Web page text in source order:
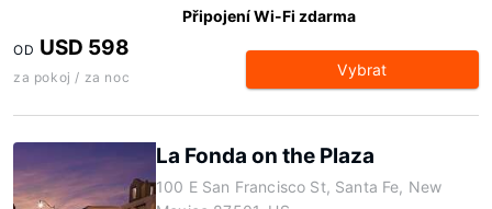
Připojení Wi-Fi zdarma
OD USD 598
za pokoj / za noc Vybrat
La Fonda on the Plaza
100 E San Francisco St, Santa Fe, New